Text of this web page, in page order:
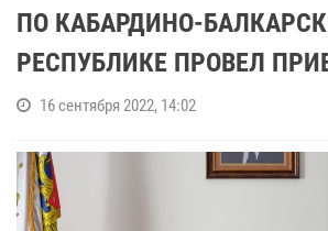
ПО КАБАРДИНО-
РЕСПУБЛИКЕ ПРОВЕЛ
16 сентября 2022, 14:02